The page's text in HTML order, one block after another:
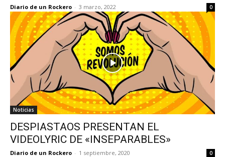
Diario de un Rockero - 3 marzo, 2022 0
Noticias
DESPIASTAOS PRESENTAN EL
VIDEOLYRIC DE «INSEPARABLES»
Diario de un Rockero - 1 septiembre, 2020 0